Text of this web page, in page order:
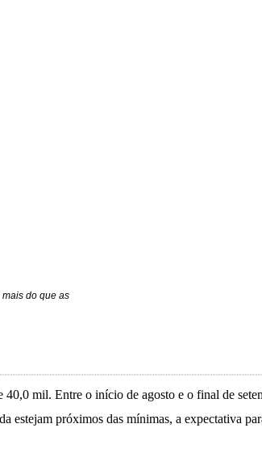
do que as
mil. Entre o início de agosto e o final de
próximos das mínimas, a expectativa